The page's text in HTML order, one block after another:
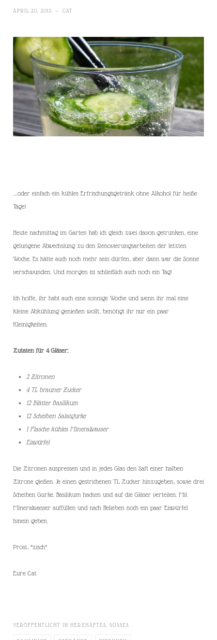
APRIL 20, 2015 ~ CAT
….oder einfach ein kühles Erfrischungsgetränk ohne Alkohol für heiße
Tage!
Heute nachmittag im Garten hab ich gleich zwei davon getrunken, eine
gelungene Abwechslung zu den Renovierungsarbeiten der letzten
Woche. Es hätte auch noch mehr sein dürfen, aber dann war die Sonne
verschwunden. Und morgen ist schließlich auch noch ein Tag!
Ich hoffe, ihr habt auch eine sonnige Woche und wenn ihr mal eine
kleine Abkühlung genießen wollt, benötigt ihr nur ein paar
Kleinigkeiten.
Zutaten für 4 Gläser:
2 Zitronen
4 TL brauner Zucker
12 Blätter Basilikum
12 Scheiben Salatgurke
1 Flasche kühles Mineralwasser
Eiswürfel
Die Zitronen auspressen und in jedes Glas den Saft einer halben
Zitrone gießen. Je einen gestrichenen TL Zucker hinzugeben, sowie drei
Scheiben Gurke. Basilikum hacken und auf die Gläser verteilen. Mit
Mineralwasser auffüllen und nach Belieben noch ein paar Eiswürfel
hinein geben.
Prost, *zisch*
Eure Cat
VERÖFFENTLICHT IN HERZHAFTES, SÜSSES